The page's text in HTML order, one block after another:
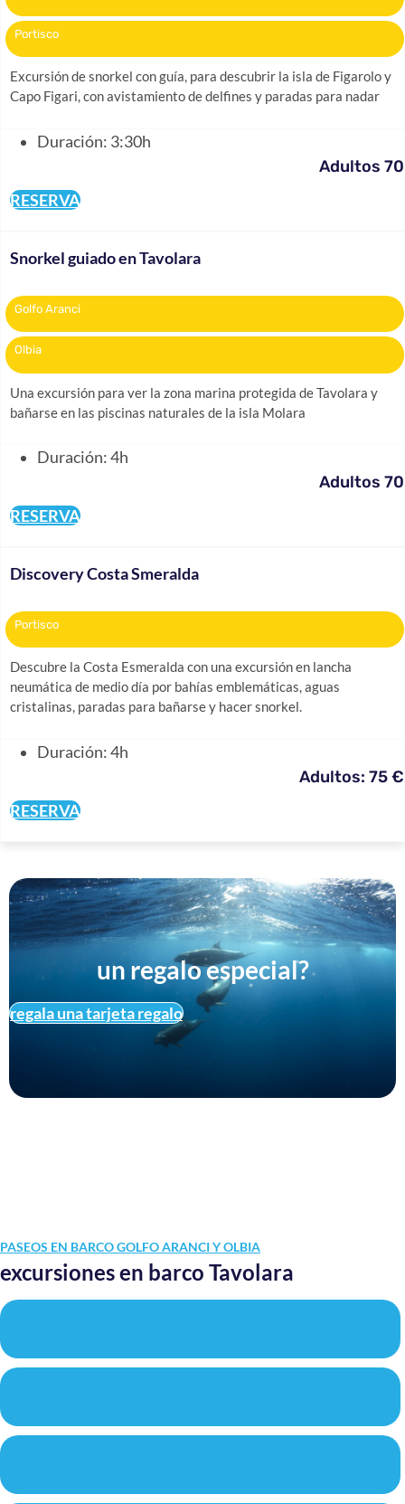
Portisco
Excursión de snorkel con guía, para descubrir la isla de Figarolo y
Capo Figari, con avistamiento de delfines y paradas para nadar
Duración: 3:30h
Adultos 70
RESERVA
Snorkel guiado en Tavolara
Golfo Aranci
Olbia
Una excursión para ver la zona marina protegida de Tavolara y
bañarse en las piscinas naturales de la isla Molara
Duración: 4h
Adultos 70
RESERVA
Discovery Costa Smeralda
Portisco
Descubre la Costa Esmeralda con una excursión en lancha
neumática de medio día por bahías emblemáticas, aguas
cristalinas, paradas para bañarse y hacer snorkel.
Duración: 4h
Adultos: 75 €
RESERVA
un regalo especial?
regala una tarjeta regalo
PASEOS EN BARCO GOLFO ARANCI Y OLBIA
excursiones en barco Tavolara